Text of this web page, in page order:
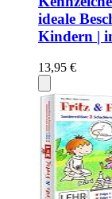
ideale
Kindern |
13,95 €